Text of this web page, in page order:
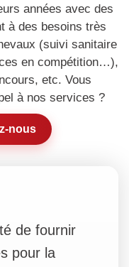
années avec des
à des besoins très
(suivi sanitaire
en compétition…),
etc. Vous
à nos services ?
nous
de fournir
pour la